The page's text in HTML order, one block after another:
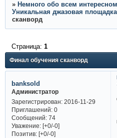
» Немного обо всем интересном
Уникальная джазовая
сканворд
Финал обучения сканворд
Страница: 1
banksold
Администратор
Зарегистрирован: 2016-11-29
Приглашений:0
Сообщений:74
Уважение: [+0/-0]
Позитив: [+0/-0]